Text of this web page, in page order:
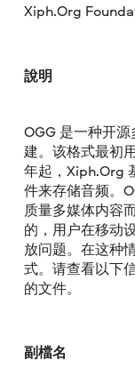
Xiph.Org
說明
OGG 是一种开
建。该格式最初
年起，Xiph.Org
件来存储音频。
质量多媒体内容
的，用户在移动
放问题。在这种
式。请查看以下
的文件。
副檔名